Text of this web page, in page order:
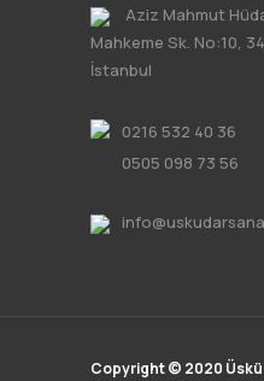
Aziz Mahmut
Mahkeme Sk. No:10,
İstanbul
0216 532 40 36
0505 098 73 56
Copyright © 2020